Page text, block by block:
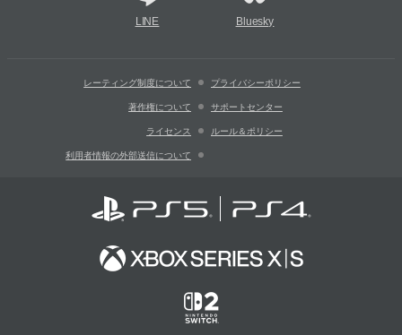
LINE Bluesky
レーティング制度について プライバシーポリシー
著作権について サポートセンター
ライセンス ルール＆ポリシー
利用者情報の外部送信について